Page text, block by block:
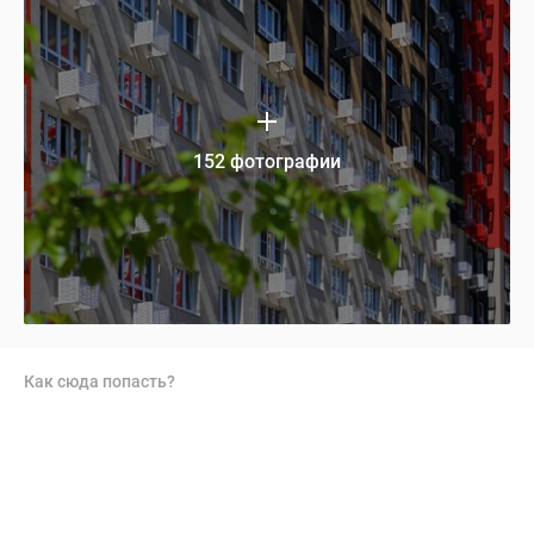
152 фотографии
Как сюда попасть?